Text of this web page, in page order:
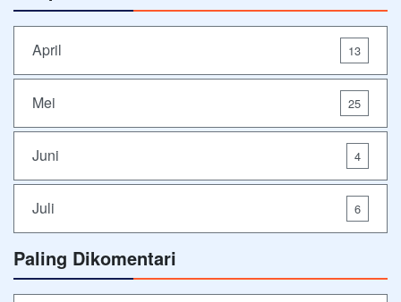
April 13
Mei 25
Juni 4
Juli 6
Paling Dikomentari